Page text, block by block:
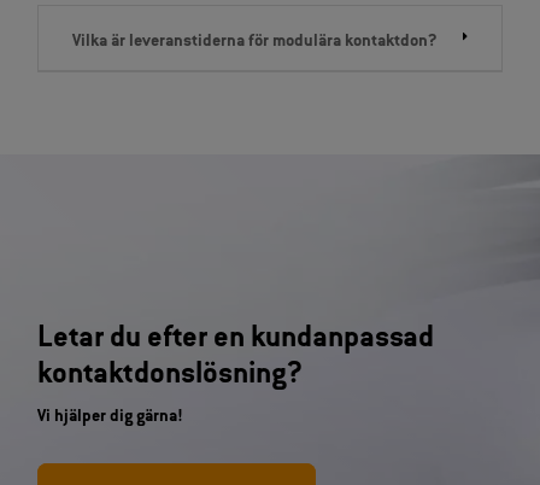
Vilka är leveranstiderna för modulära kontaktdon?
Letar du efter en kundanpassad
kontaktdonslösning?
Vi hjälper dig gärna!